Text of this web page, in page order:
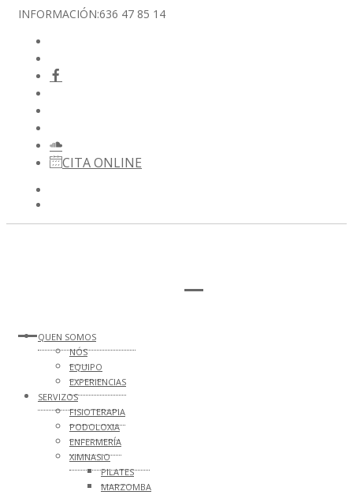
INFORMACIÓN:636 47 85 14
CITA ONLINE
QUEN SOMOS
NÓS
EQUIPO
EXPERIENCIAS
SERVIZOS
FISIOTERAPIA
PODOLOXIA
ENFERMERÍA
XIMNASIO
PILATES
MARZOMBA